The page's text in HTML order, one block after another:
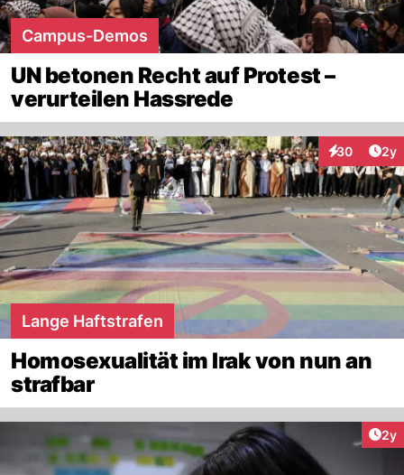
Campus-Demos
UN betonen Recht auf Protest –
verurteilen Hassrede
30
Interaktionen
2y
Lange Haftstrafen
Homosexualität im Irak von nun an
strafbar
2y